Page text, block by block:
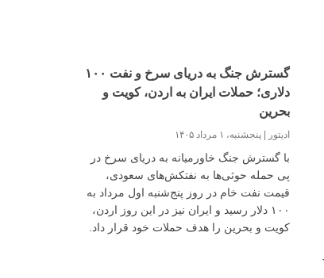
گسترش جنگ به دریای سرخ و نفت ۱۰۰
دلاری؛ حملات ایران به اردن، کویت و
بحرین
ادیتور پنجشنبه، ۱ مرداد ۱۴۰۵
با گسترش جنگ خاورمیانه به دریای سرخ در
پی حمله حوثی‌ها به نفتکش‌های سعودی،
قیمت نفت خام در روز پنج‌شنبه اول مرداد به
۱۰۰ دلار رسید و ایران نیز در این روز اردن،
کویت و بحرین را هدف حملات خود قرار داد.